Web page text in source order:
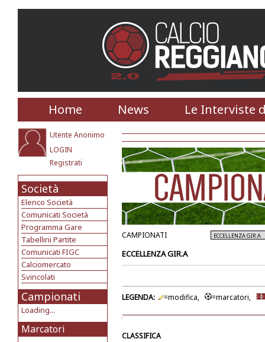
Home News Le Interviste
Utente Anonimo
LOGIN
Registrati
Società
Elenco Società
Comunicati Società
Programma Gare
Tabellini Partite
Comunicati FIGC
Calciomercato
Svincolati
Campionati
Loading...
Marcatori
CAMPIONATI
ECCELLENZA GIR.A
LEGENDA: =modifica, =marcatori,
CLASSIFICA